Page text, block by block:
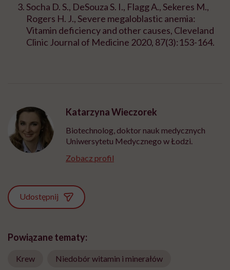
Socha D. S., DeSouza S. I., Flagg A., Sekeres M.,
Rogers H. J., Severe megaloblastic anemia:
Vitamin deficiency and other causes, Cleveland
Clinic Journal of Medicine 2020, 87(3):153-164.
Katarzyna Wieczorek
Biotechnolog, doktor nauk medycznych
Uniwersytetu Medycznego w Łodzi.
Zobacz profil
Udostępnij
Powiązane tematy:
Krew Niedobór witamin i minerałów